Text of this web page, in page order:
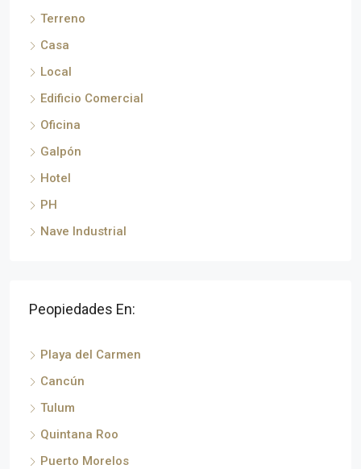
Terreno
Casa
Local
Edificio Comercial
Oficina
Galpón
Hotel
PH
Nave Industrial
Peopiedades En:
Playa del Carmen
Cancún
Tulum
Quintana Roo
Puerto Morelos